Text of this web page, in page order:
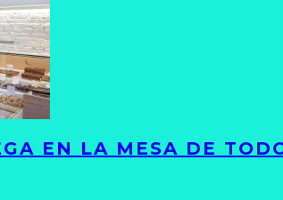
EN LA MESA DE